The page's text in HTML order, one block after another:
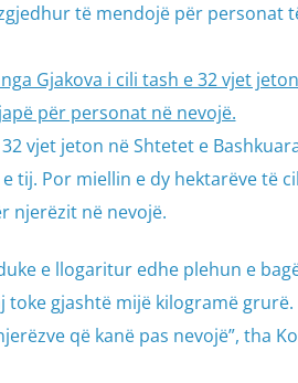
të mendojë për personat
Gjakova i cili tash e 32 vjet
për personat në nevojë.
vjet jeton në Shtetet e
tij. Por miellin e dy hektarëve të
njerëzit në nevojë.
e llogaritur edhe plehun e
toke gjashtë mijë kilogramë
që kanë pas nevojë”, tha